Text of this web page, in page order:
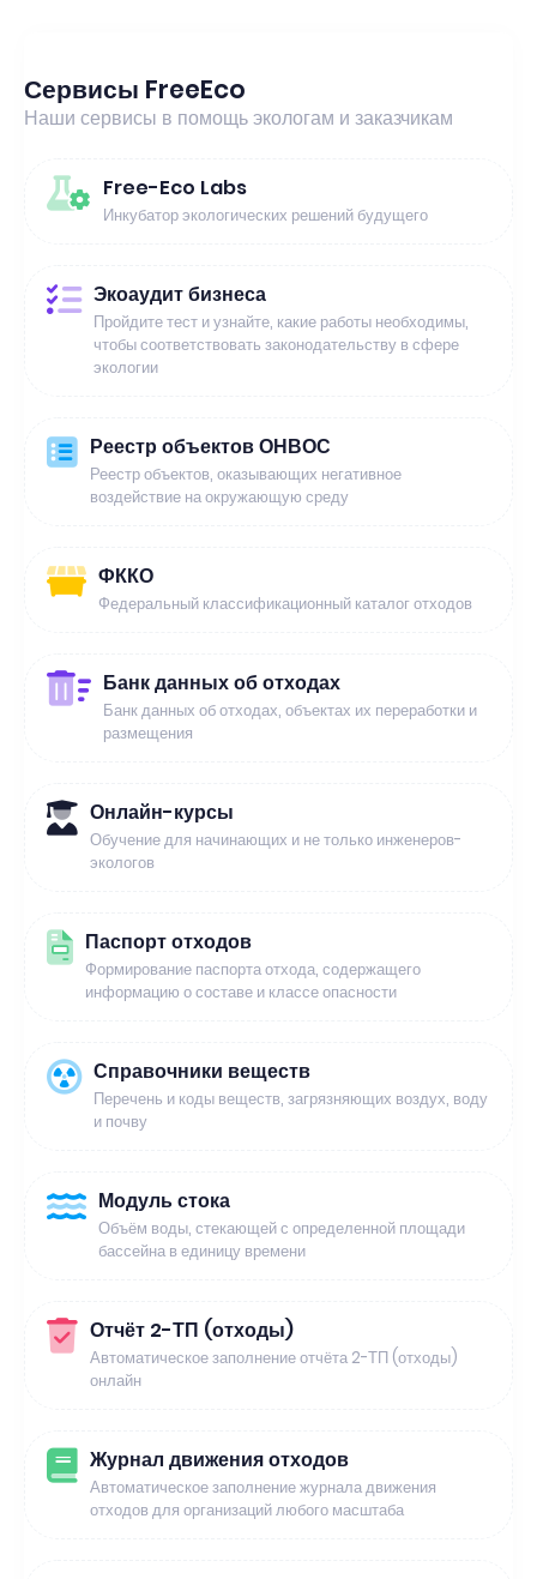
Сервисы FreeEco
Наши сервисы в помощь экологам и заказчикам
Free-Eco Labs
Инкубатор экологических решений будущего
Экоаудит бизнеса
Пройдите тест и узнайте, какие работы необходимы,
чтобы соответствовать законодательству в сфере
экологии
Реестр объектов ОНВОС
Реестр объектов, оказывающих негативное
воздействие на окружающую среду
ФККО
Федеральный классификационный каталог отходов
Банк данных об отходах
Банк данных об отходах, объектах их переработки и
размещения
Онлайн-курсы
Обучение для начинающих и не только инженеров-
экологов
Паспорт отходов
Формирование паспорта отхода, содержащего
информацию о составе и классе опасности
Справочники веществ
Перечень и коды веществ, загрязняющих воздух, воду
и почву
Модуль стока
Объём воды, стекающей с определенной площади
бассейна в единицу времени
Отчёт 2-ТП (отходы)
Автоматическое заполнение отчёта 2-ТП (отходы)
онлайн
Журнал движения отходов
Автоматическое заполнение журнала движения
отходов для организаций любого масштаба